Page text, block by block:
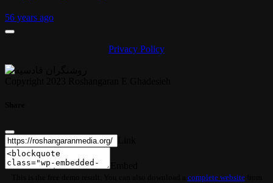
56 years ago
Privacy Policy
complete websitefrom